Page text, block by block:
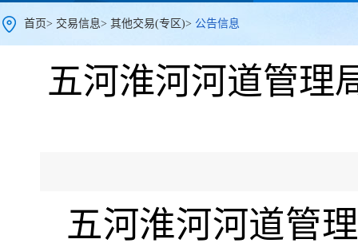
首页> 交易信息> 其他交易(专区)> 公告信息
五河淮河河道管理
五河淮河河道管